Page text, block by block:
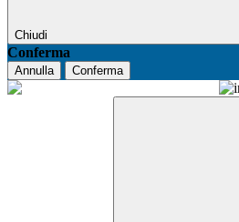
Chiudi
Conferma
Annulla Conferma